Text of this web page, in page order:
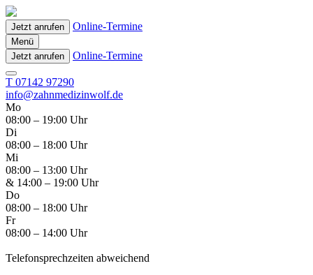
Jetzt anrufen Online-Termine
Menü
Jetzt anrufen
Online-Termine
T 07142 97290
info@zahnmedizinwolf.de
Mo
08:00 – 19:00 Uhr
Di
08:00 – 18:00 Uhr
Mi
08:00 – 13:00 Uhr
& 14:00 – 19:00 Uhr
Do
08:00 – 18:00 Uhr
Fr
08:00 – 14:00 Uhr
Telefonsprechzeiten abweichend